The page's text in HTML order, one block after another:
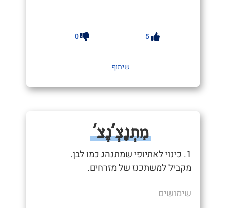
5
0
שיתוף
מִתְנָצְ'נֶצ'
1. כינוי לאתיופי שמתנהג כמו לבן.
מקביל למשתכנז של מזרחים.
שימושים